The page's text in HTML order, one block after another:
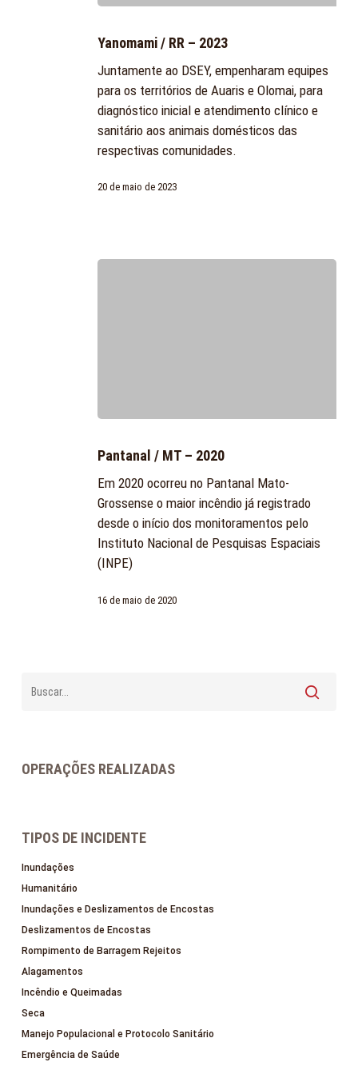
/
–
2023
Yanomami / RR – 2023
Juntamente ao DSEY, empenharam equipes
para os territórios de Auaris e Olomai, para
diagnóstico inicial e atendimento clínico e
sanitário aos animais domésticos das
respectivas comunidades.
20 de maio de 2023
/
–
2020
Pantanal / MT – 2020
Em 2020 ocorreu no Pantanal Mato-
Grossense o maior incêndio já registrado
desde o início dos monitoramentos pelo
Instituto Nacional de Pesquisas Espaciais
(INPE)
16 de maio de 2020
OPERAÇÕES REALIZADAS
TIPOS DE INCIDENTE
Inundações
Humanitário
Inundações e Deslizamentos de Encostas
Deslizamentos de Encostas
Rompimento de Barragem Rejeitos
Alagamentos
Incêndio e Queimadas
Seca
Manejo Populacional e Protocolo Sanitário
Emergência de Saúde